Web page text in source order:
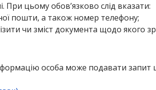
При цьому обов’язково слід вказати:
пошти, а також номер телефону;
чи зміст документа щодо якого
особа може подавати запит